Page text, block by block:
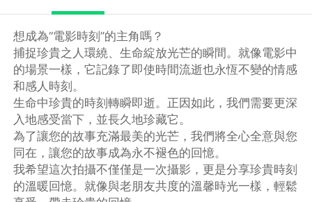
想成為“電影時刻”的主角嗎？
捕捉珍貴之人環繞、生命綻放光芒的瞬間。就像電影中
的場景一樣，它記錄了即使時間流逝也永恆不變的情感
和感人時刻。
生命中珍貴的時刻轉瞬即逝。正因如此，我們需要更深
入地感受當下，並長久地珍藏它。
為了讓您的故事充滿最美的光芒，我們將全心全意與您
同在，讓您的故事成為永不褪色的回憶。
我希望這次拍攝不僅僅是一次攝影，更是分享珍貴時刻
的溫暖回憶。就像與老朋友共度的溫馨時光一樣，輕鬆